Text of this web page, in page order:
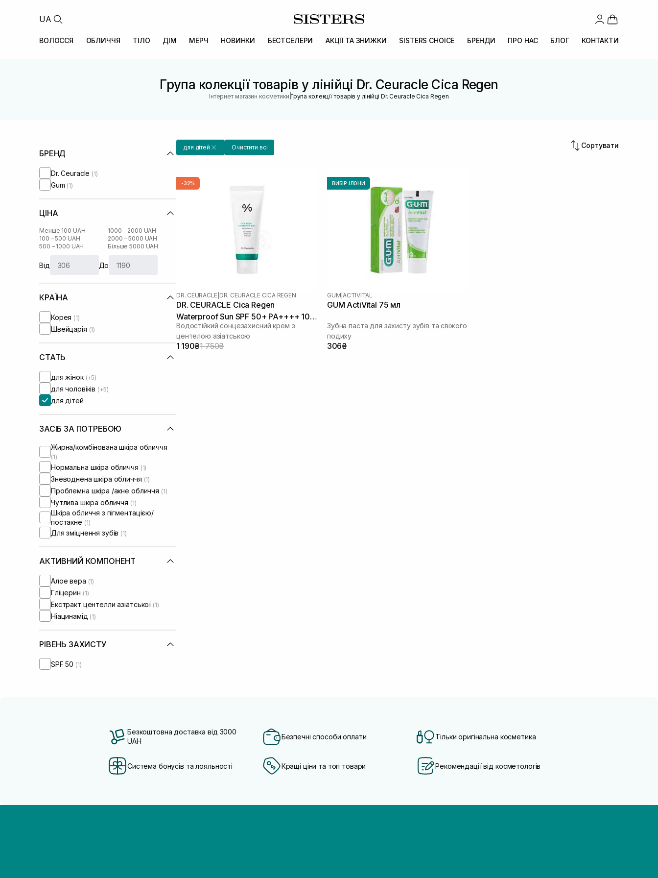
UA
ВОЛОССЯ ОБЛИЧЧЯ ТІЛО ДІМ МЕРЧ НОВИНКИ БЕСТСЕЛЕРИ АКЦІЇ ТА ЗНИЖКИ SISTERS CHOICE БРЕНДИ ПРО НАС БЛОГ КОНТАКТИ
Група колекції товарів у лінійці Dr. Ceuracle Cica Regen
Інтернет магазин косметики |Група колекції товарів у лінійці Dr. Ceuracle Cica Regen
БРЕНД
Dr. Ceuracle (1)
Gum (1)
ЦІНА
Менше 100 UAH
100 – 500 UAH
500 – 1000 UAH
1000 – 2000 UAH
2000 – 5000 UAH
Більше 5000 UAH
Від До
КРАЇНА
Корея (1)
Швейцарія (1)
СТАТЬ
для жінок (+5)
для чоловіків (+5)
для дітей
ЗАСІБ ЗА ПОТРЕБОЮ
Жирна/комбінована шкіра обличчя
(1)
Нормальна шкіра обличчя (1)
Зневоднена шкіра обличчя (1)
Проблемна шкіра /акне обличчя (1)
Чутлива шкіра обличчя (1)
Шкіра обличчя з пігментацією/
постакне (1)
Для зміцнення зубів (1)
АКТИВНИЙ КОМПОНЕНТ
Алое вера (1)
Гліцерин (1)
Екстракт центелли азіатської (1)
Ніацинамід (1)
РІВЕНЬ ЗАХИСТУ
SPF 50 (1)
для дітей Очистити всі Сортувати
-32%
DR. CEURACLE DR. CEURACLE CICA REGEN
DR. CEURACLE Cica Regen
Waterproof Sun SPF 50+ PA++++ 100
мл
Водостійкий сонцезахисний крем з
центелою азіатською
1 190₴1 750₴
ВИБІР ІЛОНИ
GUM ACTIVITAL
GUM ActiVital 75 мл
Зубна паста для захисту зубів та свіжого
подиху
306₴
Безкоштовна доставка від 3000
UAH
Безпечні способи оплати Тільки оригінальна косметика
Система бонусів та лояльності Кращі ціни та топ товари Рекомендації від косметологів